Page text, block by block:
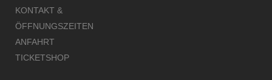
KONTAKT &
ÖFFNUNGSZEITEN
ANFAHRT
TICKETSHOP